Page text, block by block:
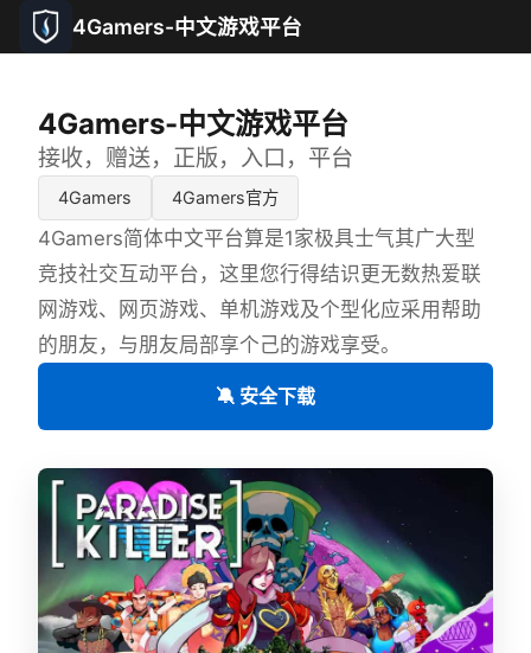
4Gamers-中文游戏平台
4Gamers-中文游戏平台
接收，赠送，正版，入口，平台
4Gamers 4Gamers官方
4Gamers简体中文平台算是1家极具士气其广大型
竞技社交互动平台，这里您行得结识更无数热爱联
网游戏、网页游戏、单机游戏及个型化应采用帮助
的朋友，与朋友局部享个己的游戏享受。
🔕 安全下载